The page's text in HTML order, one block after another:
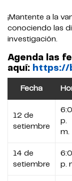
¡Mantente a la
conociendo las
investigación.
Agenda las
aquí: https://
Fecha
12 de
setiembre
p.
m.
14 de
setiembre
p.